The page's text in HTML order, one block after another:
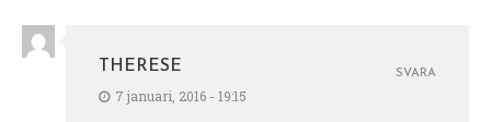
THERESE
7 januari, 2016 - 19:15
SVARA